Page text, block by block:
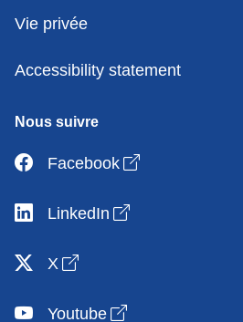
Vie privée
Accessibility statement
Nous suivre
Facebook Open link in
LinkedIn Open link in
X Open link in new
Youtube Open link in